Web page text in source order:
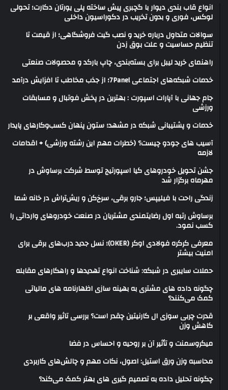
انواع قاب بندی دیوار با گچبری پیش ساخته پلی یورتان دکارت؛ تحولی
لوکس، فوری و بدون تخریب در دکوراسیون داخلی
سوالات متداول درباره خرید و نصب گیت فروشگاهی؛ از قیمت تا
تنظیم حساسیت و علت بوق زدن
راهنمای خرید لیبل برای بسته‌بندی، چاپ بارکد و محصولات صنعتی
خدمات شبکه‌های اجتماعی 7Panel؛ از جذب مخاطب تا افزایش درآمد
جام جهانی با آپارات اسپورت : بهترین در پخش فوتبال و مسابقات
ورزشی
خدمات و پشتیبانی شبکه در مشهد؛ ستون پنهان کسب‌وکارهای پایدار
آسیب های جودو چیست؟ (خطرات مهم این رشته ورزشی) + اقدامات
لازمه
جشن تحویل خودروهای کیا اسپورتیج توسط شرکت برساوش در
مهرماه برگزار شد
زندگی راحت با فیلیپس؛ جارو برقی، سرخ‌کن و ریش‌تراش در خانه شما
برساوش رتبه اول رضایتمندی مشتریان در صنعت خودروهای وارداتی را
کسب نمود.
معرفی کرکره فولادی اوکر (OKER)؛ نسل جدید درب‌های برقی برای
امنیت بیشتر
حملات سایبری در شبکه: شناخت انواع تهدیدها و راهکارهای مقابله
چگونه داده های مشتری به بهینه سازی اظهارنامه های مالیاتی
کمک می‌کنند؟
قدرت چربی سوزی ال کارنیتین چقدر است؟ بررسی تاثیر واقعی بر
کاهش وزن
میکروسمنت و تأثیر آن بر روحیه و احساس در فضا
محاسبه وزن ورق استیل: اصول، نکات مهم و چالش‌های کاربردی
چگونه تحلیل داده به تصمیم گیری های بهتر کمک می‌کند؟